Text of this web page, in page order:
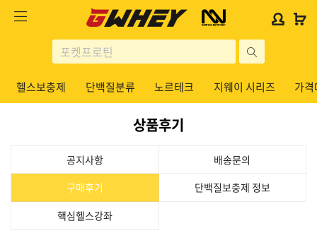
헬스보충제
단백질분류
사
이
트
로
고
사
로
로
젯
문
로
젯
문
헬스보충제 단백질분류 노르테크 지웨이 시리즈 가
상품후기
공지사항
배송문의
구매후기
단백질보충제 정보
핵심헬스강좌